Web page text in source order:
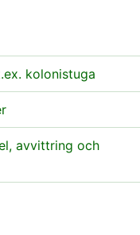
kolonistuga
avvittring och